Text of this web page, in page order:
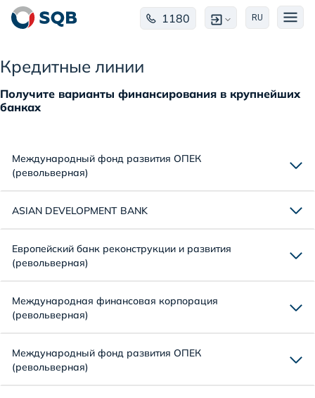
1180 RU
Кредитные линии
Получите варианты финансирования в крупнейших
банках
Международный фонд развития ОПЕК
(револьверная)
ASIAN DEVELOPMENT BANK
Европейский банк реконструкции и развития
(револьверная)
Международная финансовая корпорация
(револьверная)
Международный фонд развития ОПЕК
(револьверная)